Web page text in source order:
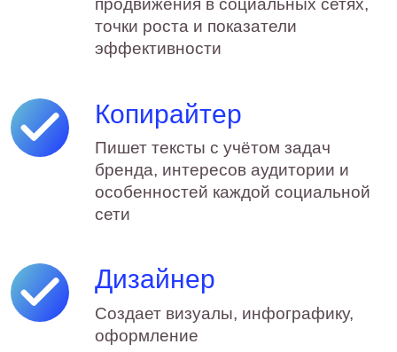
Контент для
площадок
Не копируем одну публикацию
во все каналы. Адаптируем
смыслы, подачу, визуал и
форматы под площадку и
особенности поведения
аудитории
Закрываем
ведение соцсетей